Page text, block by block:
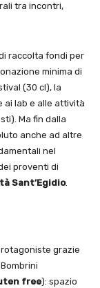
tra incontri,
raccolta fondi per
minima di
(30 cl), la
ai lab e alle attività
Ma fin dalla
anche ad altre
nel
proventi di
Sant’Egidio.
grazie
free): spazio